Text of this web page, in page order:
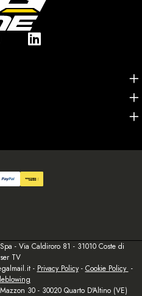
- Via Caldiroro 81 - 31010 Coste di
TV
- Privacy Policy- Cookie Policy -
30 - 30020 Quarto D'Altino (VE)